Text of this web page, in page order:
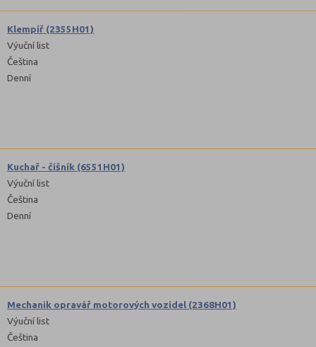
Klempíř (2355H01)
Výuční list
Čeština
Denní
Kuchař - číšník (6551H01)
Výuční list
Čeština
Denní
Mechanik opravář motorových vozidel (2368H01)
Výuční list
Čeština